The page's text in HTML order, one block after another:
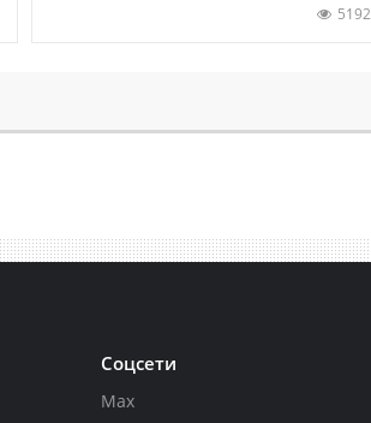
5192
Соцсети
Max